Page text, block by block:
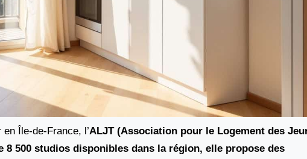
Île-de-France, l’ALJT (Association pour le Logement des
8 500 studios disponibles dans la région, elle propose des